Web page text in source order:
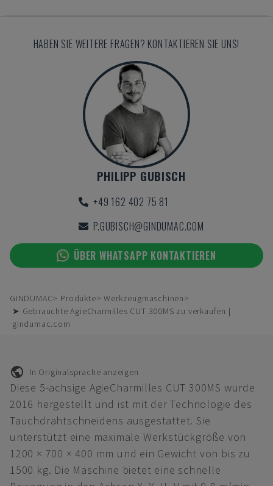
HABEN SIE WEITERE FRAGEN? KONTAKTIEREN SIE UNS!
PHILIPP GUBISCH
+49 162 402 75 81
P.GUBISCH@GINDUMAC.COM
ÜBER WHATSAPP KONTAKTIEREN
GINDUMAC Produkte
Werkzeugmaschinen
➤ Gebrauchte AgieCharmilles CUT 300MS zu verkaufen |
gindumac.com
In Originalsprache anzeigen
Diese 5-achsige AgieCharmilles CUT 300MS wurde
2016 hergestellt und ist mit der Technologie des
Tauchdrahtschneidens ausgestattet. Sie
unterstützt eine maximale Werkstückgröße von
1200 × 700 × 400 mm und ein Gewicht von bis zu
1500 kg. Die Maschine bietet eine schnelle